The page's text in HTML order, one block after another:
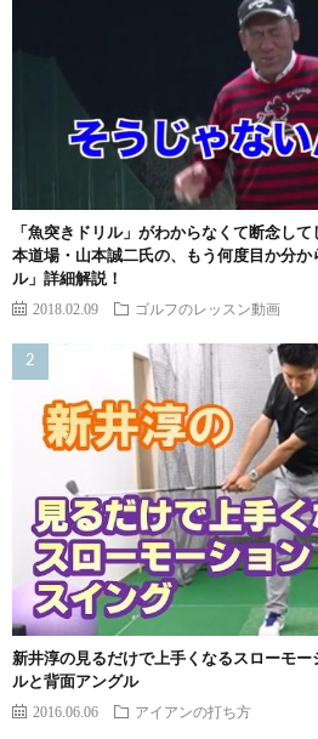
「魚突きドリル」がわからなくて断念し
本道場・山本誠二氏の、もう何度目か分か
ル」詳細解説！
2018.02.09 ゴルフのレッスン動画
新井淳の見るだけで上手くなるスローモ
ルと背面アングル
2016.06.06 アイアンの打ち方